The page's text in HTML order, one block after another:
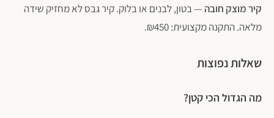
קיר מוצק חובה — בטון, לבנים או בלוק. קיר גבס לא מחזיק שידה
מלאה. התקנה מקצועית: ₪450.
שאלות נפוצות
מה הגדול הכי קטן?